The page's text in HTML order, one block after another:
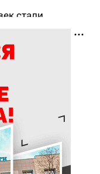
стали
в Якутске
на машине
горящее
без прав
пешеходном
услуг оказал